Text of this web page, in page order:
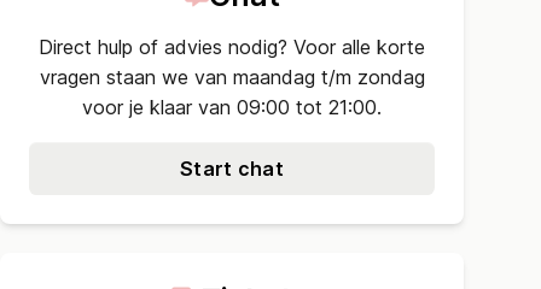
Direct hulp of advies nodig? Voor alle korte
vragen staan we van maandag t/m zondag
voor je klaar van 09:00 tot 21:00.
Start chat